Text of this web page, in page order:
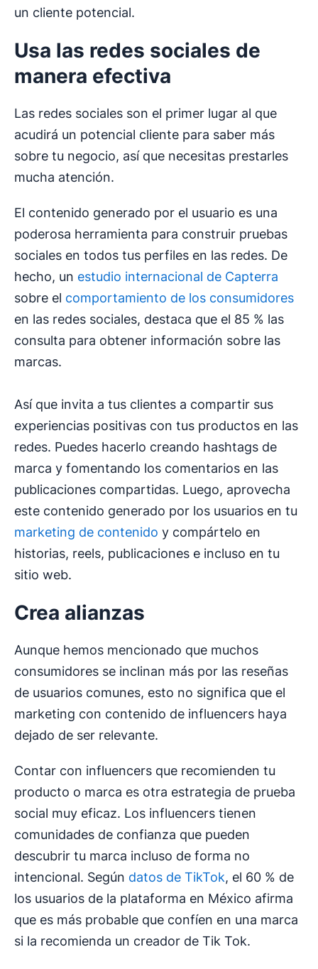
un cliente potencial.
Usa las redes sociales de
manera efectiva
Las redes sociales son el primer lugar al que
acudirá un potencial cliente para saber más
sobre tu negocio, así que necesitas prestarles
mucha atención.
El contenido generado por el usuario es una
poderosa herramienta para construir pruebas
sociales en todos tus perfiles en las redes. De
hecho, un estudio internacional de Capterra
sobre el comportamiento de los consumidores
en las redes sociales, destaca que el 85 % las
consulta para obtener información sobre las
marcas.
Así que invita a tus clientes a compartir sus
experiencias positivas con tus productos en las
redes. Puedes hacerlo creando hashtags de
marca y fomentando los comentarios en las
publicaciones compartidas. Luego, aprovecha
este contenido generado por los usuarios en tu
marketing de contenido y compártelo en
historias, reels, publicaciones e incluso en tu
sitio web.
Crea alianzas
Aunque hemos mencionado que muchos
consumidores se inclinan más por las reseñas
de usuarios comunes, esto no significa que el
marketing con contenido de influencers haya
dejado de ser relevante.
Contar con influencers que recomienden tu
producto o marca es otra estrategia de prueba
social muy eficaz. Los influencers tienen
comunidades de confianza que pueden
descubrir tu marca incluso de forma no
intencional. Según datos de TikTok, el 60 % de
los usuarios de la plataforma en México afirma
que es más probable que confíen en una marca
si la recomienda un creador de Tik Tok.